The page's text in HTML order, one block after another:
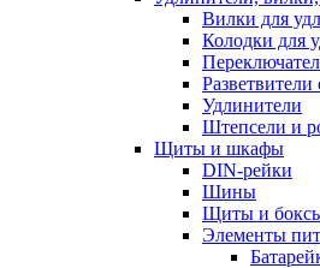
Вилки для
Колодки для
Разветвители
Удлинители
Штепсели и
Щиты и шкафы
DIN-рейки
Шины
Щиты и
Элементы